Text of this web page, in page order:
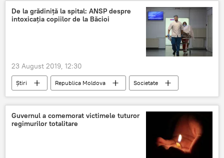
Alegeri locale - 2019
De la grădiniță la spital: ANSP despre
intoxicația copiilor de la Băcioi
23 August 2019, 12:30
Știri Republica Moldova
Societate
intoxicație în masă
Agenția Națională pentru Sănătate Publică
Băcioi
copii
Guvernul a comemorat victimele tuturor
regimurilor totalitare